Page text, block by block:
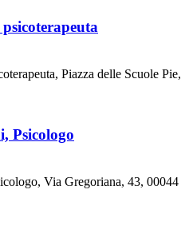
Piazza delle Scuole Pie,
Psicologo
Via Gregoriana, 43, 00044